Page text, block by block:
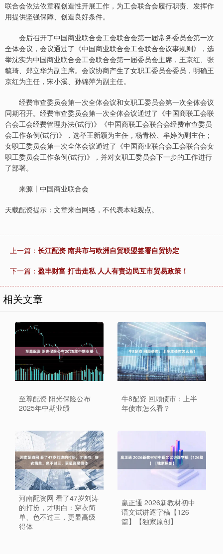
联合会依法依章程创造性开展工作，为工会联合会履行职责、发挥作
用提供坚强保障、创造良好条件。
会后召开了中国商业联合会工会联合会第一届常务委员会第一次
全体会议，会议通过了《中国商业联合会工会联合会议事规则》，选
举沈实为中国商业联合会工会联合会第一届委员会主席，王京红、张
毓琦、郑立华为副主席。会议协商产生了女职工委员会委员，明确王
京红为主任，宋小溪、孙锦萍为副主任。
经费审查委员会第一次全体会议和女职工委员会第一次全体会议
同期召开。经费审查委员会第一次全体会议通过了《中国商联工会联
合会工会经费管理办法(试行)》《中国商联工会联合会经费审查委员
会工作条例(试行)》，选举王新颖为主任，杨青松、牟婷为副主任；
女职工委员会第一次全体会议通过了《中国商业联合会工会联合会女
职工委员会工作条例(试行)》，并对女职工委员会下一步的工作进行
了部署。
来源丨中国商业联合会
天载配资提示：文章来自网络，不代表本站观点。
上一篇： 长江配资 南共市与欧洲自贸联盟签署自贸协定
下一篇： 盈丰财富 打击走私 人人有责边民互市贸易政策！
相关文章
至尊配资 阳光保险公布
2025年中期业绩
牛8配资 回顾债市：上半
年债市怎么看？
河南配资网 看了47岁刘涛
的打扮，才明白：穿衣简
单、色不过三，更显高级
得体
赢正通 2026新教材初中
语文试讲逐字稿【126
篇】【独家原创】